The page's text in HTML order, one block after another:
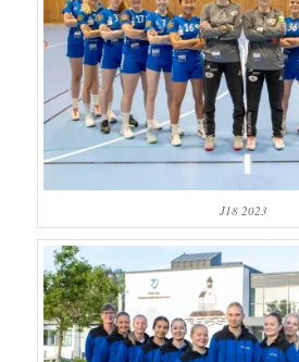
J18 2023